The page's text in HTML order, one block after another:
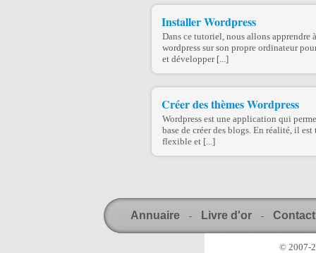
Installer Wordpress
Dans ce tutoriel, nous allons apprendre
wordpress sur son propre ordinateur
et développer [...]
Créer des thèmes Wordpress
Wordpress est une application qui
base de créer des blogs. En réalité, il
flexible et [...]
Annuaire - Livre d'or - Contact
© 2007-